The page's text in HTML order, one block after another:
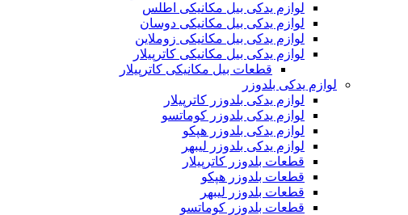
لوازم یدکی بیل مکانیکی اطلس
لوازم یدکی بیل مکانیکی دوسان
لوازم یدکی بیل مکانیکی زوملاین
لوازم یدکی بیل مکانیکی کاترپیلار
قطعات بیل مکانیکی کاترپیلار
لوازم یدکی بلدوزر
لوازم یدکی بلدوزر کاترپیلار
لوازم یدکی بلدوزر کوماتسو
لوازم یدکی بلدوزر هپکو
لوازم یدکی بلدوزر لیبهر
قطعات بلدوزر کاترپیلار
قطعات بلدوزر هپکو
قطعات بلدوزر لیبهر
قطعات بلدوزر کوماتسو